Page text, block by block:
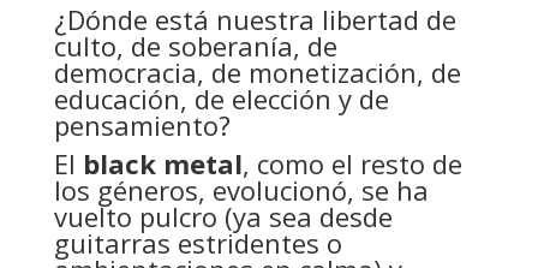
¿Dónde está nuestra libertad de
culto, de soberanía, de
democracia, de monetización, de
educación, de elección y de
pensamiento?
El black metal, como el resto de
los géneros, evolucionó, se ha
vuelto pulcro (ya sea desde
guitarras estridentes o